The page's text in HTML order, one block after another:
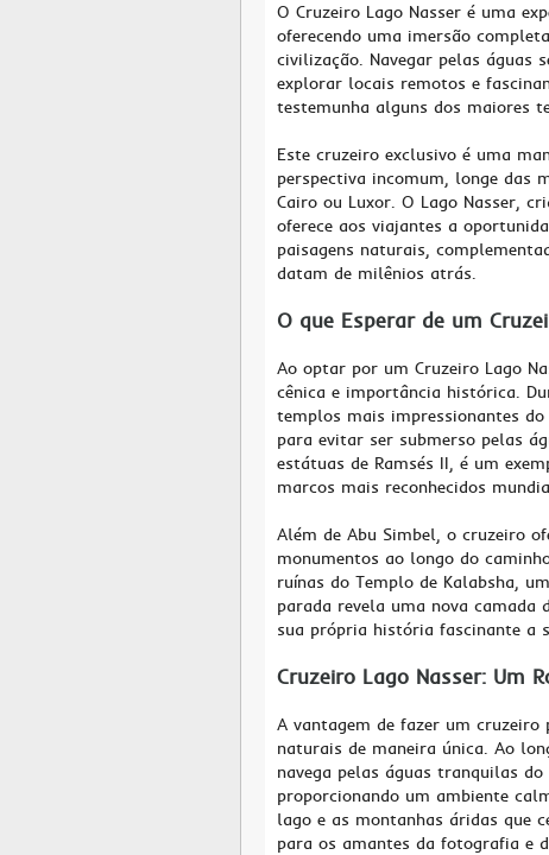
O Cruzeiro Lago Nasser é uma
oferecendo uma imersão
civilização. Navegar pelas águas
explorar locais remotos e
testemunha alguns dos maiores
Este cruzeiro exclusivo é uma
perspectiva incomum, longe das
Cairo ou Luxor. O Lago Nasser,
oferece aos viajantes a
paisagens naturais,
datam de milênios atrás.
O que Esperar de um
Ao optar por um Cruzeiro Lago
cênica e importância histórica.
templos mais impressionantes
para evitar ser submerso pelas
estátuas de Ramsés II, é um
marcos mais reconhecidos
Além de Abu Simbel, o cruzeiro
monumentos ao longo do
ruínas do Templo de Kalabsha,
parada revela uma nova
sua própria história fascinante a
Cruzeiro Lago Nasser: Um
A vantagem de fazer um cruzeiro
naturais de maneira única. Ao
navega pelas águas tranquilas
proporcionando um ambiente
lago e as montanhas áridas que
para os amantes da fotografia e